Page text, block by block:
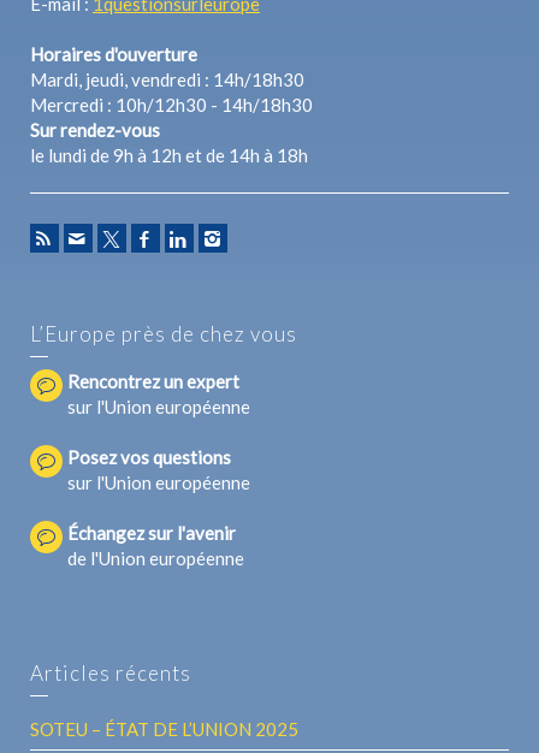
Horaires d'ouverture
Mardi, jeudi, vendredi : 14h/18h30
Mercredi : 10h/12h30 - 14h/18h30
Sur rendez-vous
le lundi de 9h à 12h et de 14h à 18h
L’Europe près de chez vous
Rencontrez un expert
sur l'Union européenne
Posez vos questions
sur l'Union européenne
Échangez sur l'avenir
de l'Union européenne
Articles récents
SOTEU – ÉTAT DE L’UNION 2025